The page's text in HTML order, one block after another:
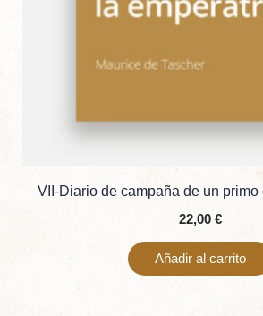
VII-Diario de campaña de un primo
22,00 €
Añadir al carrito